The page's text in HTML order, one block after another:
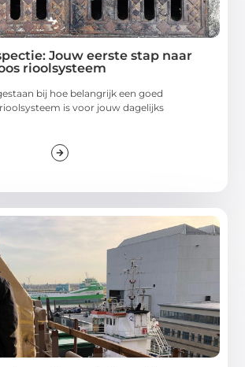
Jouw eerste stap naar
rioolsysteem
bij hoe belangrijk een goed
is voor jouw dagelijks